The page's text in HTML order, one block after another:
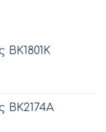
ΒΚ2174Α